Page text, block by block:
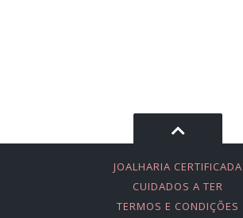
JOALHARIA CERTIFICADA
CUIDADOS A TER
TERMOS E CONDIÇÕES